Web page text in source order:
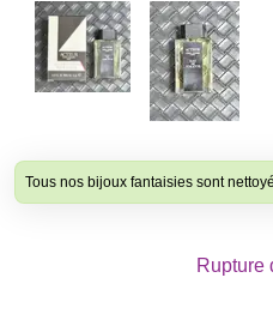
Tous nos bijoux fantaisies sont
Rupture